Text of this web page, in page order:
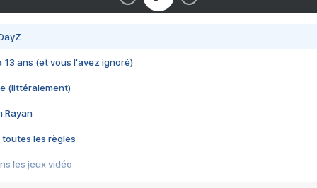
13 ans (et vous l'avez ignoré)
(littéralement)
Rayan
toutes les règles
les jeux vidéo